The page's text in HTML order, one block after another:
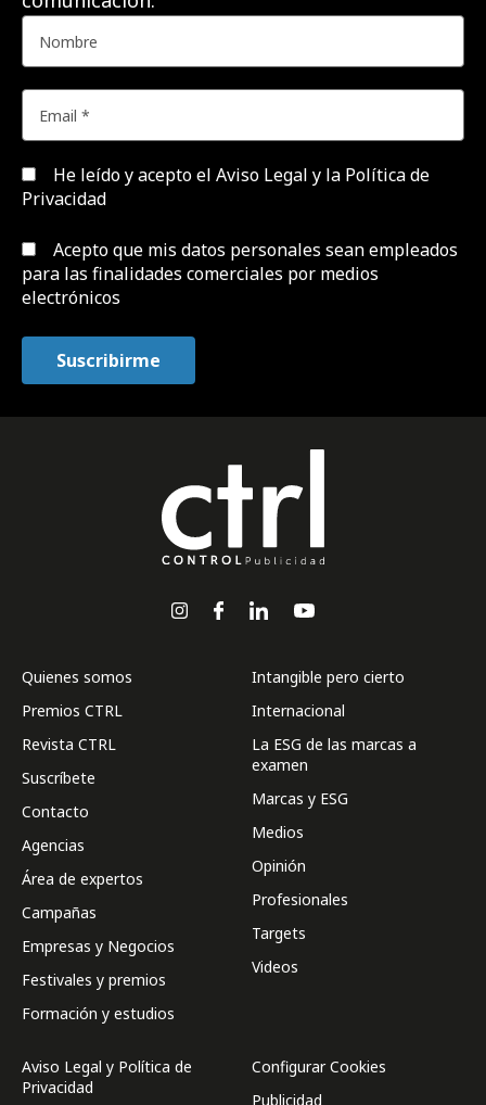
He leído y acepto el Aviso Legal y la Política de
Privacidad
Acepto que mis datos personales sean empleados
para las finalidades comerciales por medios
electrónicos
Quienes somos
Premios CTRL
Revista CTRL
Suscríbete
Contacto
Agencias
Área de expertos
Campañas
Empresas y Negocios
Festivales y premios
Formación y estudios
Intangible pero cierto
Internacional
La ESG de las marcas a
examen
Marcas y ESG
Medios
Opinión
Profesionales
Targets
Videos
Aviso Legal y Política de
Privacidad
Configurar Cookies
Publicidad